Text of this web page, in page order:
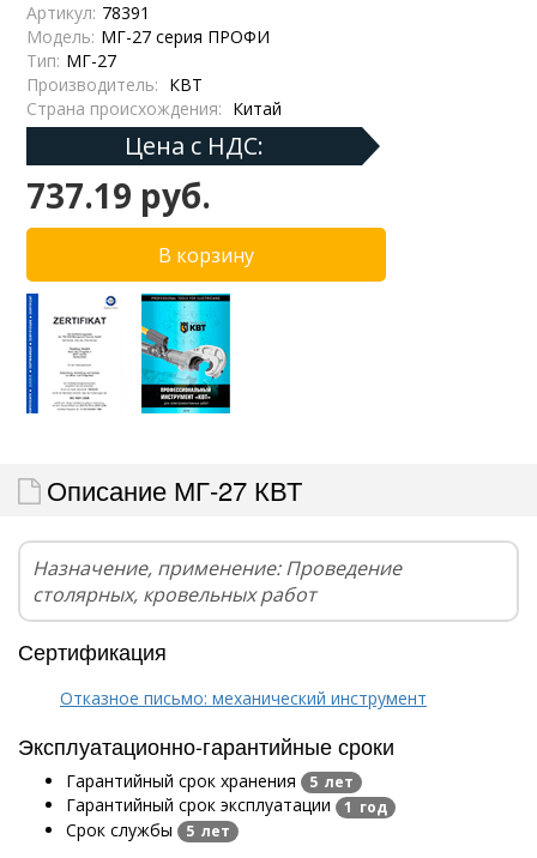
Артикул: 78391
Модель: МГ-27 серия ПРОФИ
Тип: МГ-27
Производитель: КВТ
Страна происхождения: Китай
Цена с НДС:
737.19 руб.
Описание МГ-27 КВТ
Назначение, применение: Проведение
столярных, кровельных работ
Сертификация
Отказное письмо: механический инструмент
Эксплуатационно-гарантийные сроки
Гарантийный срок хранения 5 лет
Гарантийный срок эксплуатации 1 год
Срок службы 5 лет